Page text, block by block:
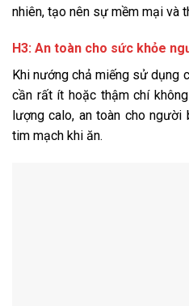
nhiên, tạo nên sự mềm mại và
H3: An toàn cho sức khỏe
Khi nướng chả miếng sử dụng
cần rất ít hoặc thậm chí
lượng calo, an toàn cho
tim mạch khi ăn.